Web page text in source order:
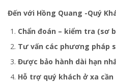
Đến với Hồng Quang -Quý
Chẩn đoán – kiểm tra (sơ
Tư vấn các phương pháp
Được bảo hành dài hạn
Hỗ trợ quý khách ở xa